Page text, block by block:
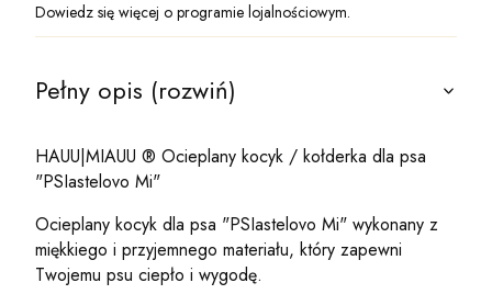
Dowiedz się więcej o programie lojalnościowym.
Pełny opis (rozwiń)
HAUU|MIAUU ® Ocieplany kocyk / kołderka dla psa
"PSIastelovo Mi"
Ocieplany kocyk dla psa "PSIastelovo Mi" wykonany z
miękkiego i przyjemnego materiału, który zapewni
Twojemu psu ciepło i wygodę.